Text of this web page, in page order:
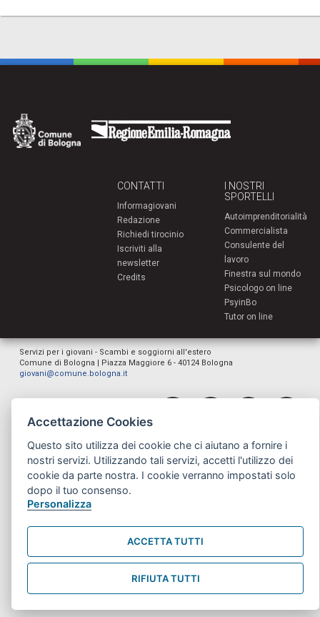
CONTATTI
Informagiovani
Redazione
Richiedi tirocinio
Iscriviti alla
newsletter
Credits
I NOSTRI
SPORTELLI
Autoimprenditorialità
Commercialista
Consulente del
lavoro
Finestra sul mondo
Psicologo on line
PsyinBo
Tutor on line
Servizi per i giovani - Scambi e soggiorni all'estero
Comune di Bologna | Piazza Maggiore 6 - 40124 Bologna
giovani@comune.bologna.it
Accettazione Cookies
Questo sito utilizza dei cookie che ci aiutano a fornire i
nostri servizi. Utilizzando tali servizi, accetti l'utilizzo dei
cookie da parte nostra. I cookie verranno impostati solo
dopo il tuo consenso.
Personalizza
ACCETTA TUTTI
RIFIUTA TUTTI